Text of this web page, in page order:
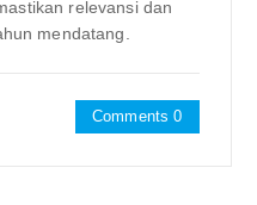
relevansi dan
mendatang.
Comments 0